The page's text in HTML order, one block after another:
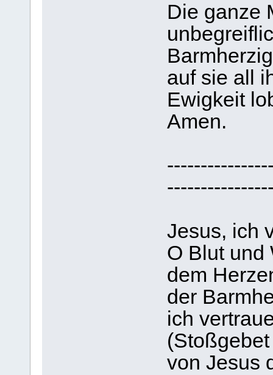
Die ganze
auf sie all
Ewigkeit
Amen.
Jesus, ich
O Blut und
dem
der
ich
von Jesus